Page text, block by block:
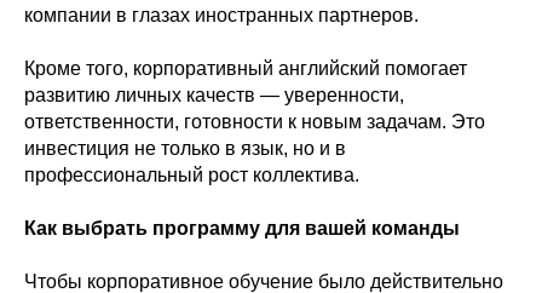
компании в глазах иностранных партнеров.
Кроме того, корпоративный английский помогает
развитию личных качеств — уверенности,
ответственности, готовности к новым задачам. Это
инвестиция не только в язык, но и в
профессиональный рост коллектива.
Как выбрать программу для вашей команды
Чтобы корпоративное обучение было действительно